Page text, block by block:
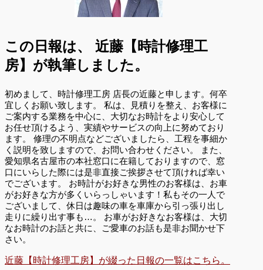
この日報は、
近藤【時計修理工
房】が執筆しました。
初めまして、時計修理工房 店長の近藤と申します。何卒
宜しくお願い致します。 私は、見積りを整え、お客様に
ご案内する業務を中心に、大切なお時計をより安心して
お任せ頂けるよう、実績やサービスの向上に努めており
ます。 修理の不明点などございましたら、工程を事細か
く説明を致しますので、お問い合わせください。 また、
愛知県名古屋市の本社窓口に在籍しておりますので、窓
口にいらした際には是非直接ご挨拶させて頂ければ幸い
でございます。 お時計がお好きな男性のお客様は、お車
がお好きな方が多くいらっしゃいます！私もその一人で
ございまして、休日は趣味の車を車庫から引っ張り出し
走りに繰り出す事も…。 お車がお好きなお客様は、大切
なお時計のお話と共に、ご愛車のお話も是非お聞かせ下
さい。
近藤【時計修理工房】が綴った日報の一覧はこちら。